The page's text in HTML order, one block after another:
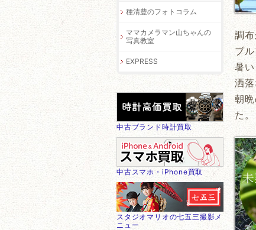
調
ブル
暑
洒
朝
た。
種清豊のフォトコラム
ママカメラマン山ちゃんの
写真教室
EXPRESS
中古ブランド時計買取
中古スマホ・iPhone買取
スタジオマリオの七五三撮影メ
ニュー